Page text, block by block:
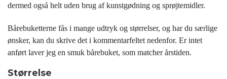
dermed også helt uden brug afkunstgødning og sprøjtemidler.
Bårebuketterne fås i mange udtryk og størrelser, og har du særlige
ønsker, kan du skrive det i kommentarfeltet nedenfor. Er intet
anført laver jeg en smuk bårebuket, som matcher årstiden.
Størrelse